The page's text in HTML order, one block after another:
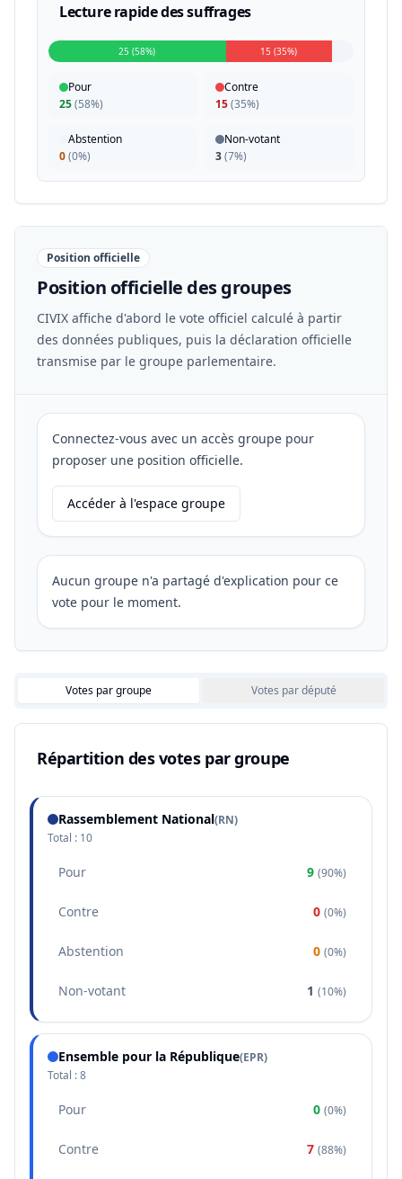
Lecture rapide des suffrages
25 (58%) 15 (35%)
Pour
25(58%)
Contre
15(35%)
Abstention
0(0%)
Non-votant
3(7%)
Position officielle
Position officielle des groupes
CIVIX affiche d'abord le vote officiel calculé à partir
des données publiques, puis la déclaration officielle
transmise par le groupe parlementaire.
Connectez-vous avec un accès groupe pour
proposer une position officielle.
Accéder à l'espace groupe
Aucun groupe n'a partagé d'explication pour ce
vote pour le moment.
Votes par groupe Votes par député
Répartition des votes par groupe
Rassemblement National(RN)
Total : 10
Pour 9 (90%)
Contre 0 (0%)
Abstention 0 (0%)
Non-votant 1 (10%)
Ensemble pour la République(EPR)
Total :8
Pour 0 (0%)
Contre 7 (88%)